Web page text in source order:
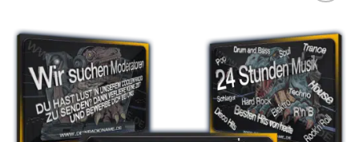
Wunschliste
setzen